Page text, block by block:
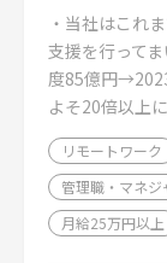
・当社はこれ
支援を行って
度85億円
よそ20倍以上
リモートワーク
管理職・マネジ
月給25万円以上